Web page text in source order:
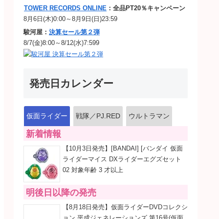
TOWER RECORDS ONLINE ：全品PT20％キャンペーン
8月6日(木)0:00～8月9日(日)23:59
駿河屋： 決算セール第２弾
8/7(金)8:00～8/12(水)7:599
発売日カレンダー
仮面ライダー 戦隊／PJ.RED ウルトラマン
新着情報
【10月3日発売】[BANDAI] [バンダイ 仮面
ライダーマイス DXライダーエグズセット
02 対象年齢 3 才以上
明後日以降の発売
【8月18日発売】仮面ライダーDVDコレクシ